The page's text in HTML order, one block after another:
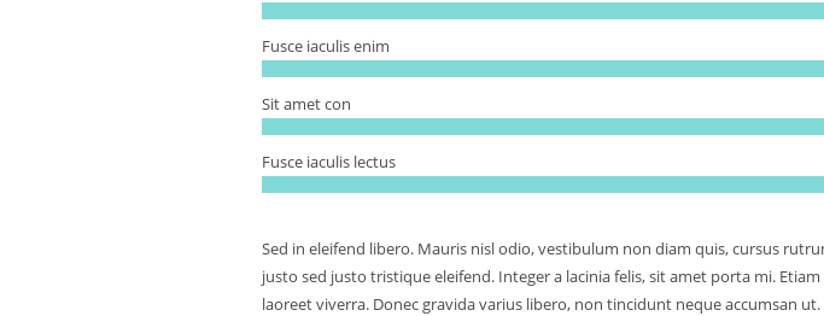
Fusce iaculis enim
Sit amet con
Fusce iaculis lectus
Sed in eleifend libero. Mauris nisl odio, vestibulum non diam quis, cursus
justo sed justo tristique eleifend. Integer a lacinia felis, sit amet porta mi.
laoreet viverra. Donec gravida varius libero, non tincidunt neque accumsan